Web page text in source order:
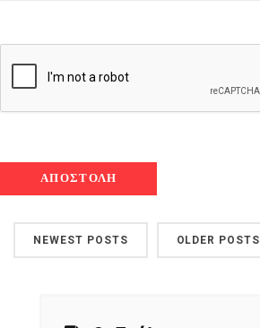
NEWEST POSTS OLDER POSTS